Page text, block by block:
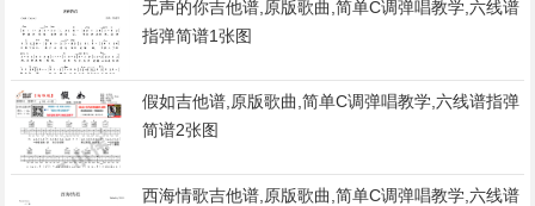
无声的你吉他谱,原版歌曲,简单C调弹唱教学,六线谱
指弹简谱1张图
假如吉他谱,原版歌曲,简单C调弹唱教学,六线谱指弹
简谱2张图
西海情歌吉他谱,原版歌曲,简单C调弹唱教学,六线谱